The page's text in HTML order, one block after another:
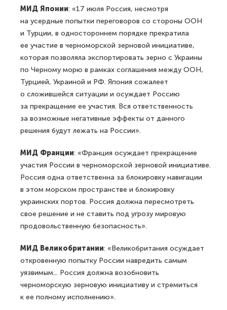
МИД Японии: «17 июля Россия, несмотря
на усердные попытки переговоров со стороны ООН
и Турции, в одностороннем порядке прекратила
ее участие в черноморской зерновой инициативе,
которая позволяла экспортировать зерно с Украины
по Черному морю в рамках соглашения между ООН,
Турцией, Украиной и РФ. Япония сожалеет
о сложившейся ситуации и осуждает Россию
за прекращение ее участия. Вся ответственность
за возможные негативные эффекты от данного
решения будут лежать на России».
МИД Франции: «Франция осуждает прекращение
участия России в черноморской зерновой инициативе.
Россия одна ответственна за блокировку навигации
в этом морском пространстве и блокировку
украинских портов. Россия должна пересмотреть
свое решение и не ставить под угрозу мировую
продовольственную безопасность».
МИД Великобритании: «Великобритания осуждает
откровенную попытку России навредить самым
уязвимым... Россия должна возобновить
черноморскую зерновую инициативу и стремиться
к ее полному исполнению».